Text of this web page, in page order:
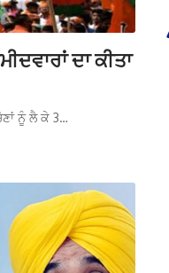
ਦਾ ਕੀਤਾ
ਨੂੰ ਲੈ ਕੇ 3…